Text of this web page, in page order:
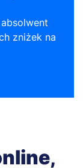
zniżek na